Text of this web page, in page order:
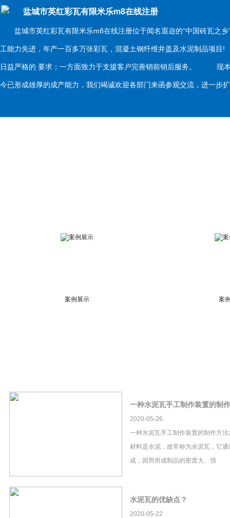
盐城市英红彩瓦有限米乐m8在线注册
盐城市英红彩瓦有限米乐m8在线注册位于闻名遐迩的“中国砖瓦之乡
工能力先进，年产一百多万张彩瓦，混凝土钢纤维井盖及水泥制品项
日益严格的 要求；一方面致力于支援客户完善销前销后服务。 现本
今已形成雄厚的成产能力，我们竭诚欢迎各部门来函参观交流，进一
案例展示 案
一种水泥瓦手工制作装置的制
2020-05-26
一种水泥瓦手工制作装置的制作方
材料是水泥，故常称为水泥瓦，它
成，因而所成制品的密度大、强
水泥瓦的优缺点？
2020-05-22